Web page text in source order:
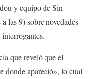
y equipo de Sin
las 9) sobre novedades
que reveló que el
donde apareció», lo cual